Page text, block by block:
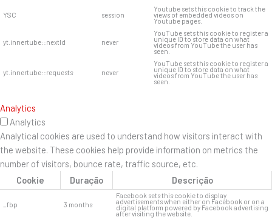
YSC session
Youtube sets this cookie to track the
views of embedded videos on
Youtube pages.
yt.innertube::nextId never
YouTube sets this cookie to register a
unique ID to store data on what
videos from YouTube the user has
seen.
yt.innertube::requests never
YouTube sets this cookie to register a
unique ID to store data on what
videos from YouTube the user has
seen.
Analytics
Analytics
Analytical cookies are used to understand how visitors interact with
the website. These cookies help provide information on metrics the
number of visitors, bounce rate, traffic source, etc.
Cookie
Duração Descrição
_fbp 3 months
Facebook sets this cookie to display
advertisements when either on Facebook or on a
digital platform powered by Facebook advertising
after visiting the website.